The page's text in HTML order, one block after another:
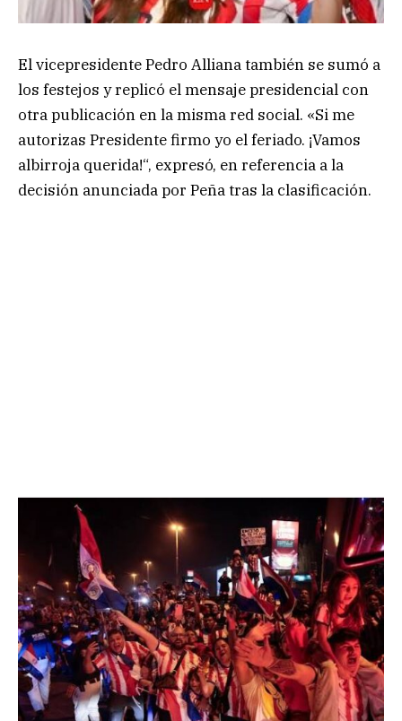
El vicepresidente Pedro Alliana también se sumó a
los festejos y replicó el mensaje presidencial con
otra publicación en la misma red social. «Si me
autorizas Presidente firmo yo el feriado. ¡Vamos
albirroja querida!“, expresó, en referencia a la
decisión anunciada por Peña tras la clasificación.